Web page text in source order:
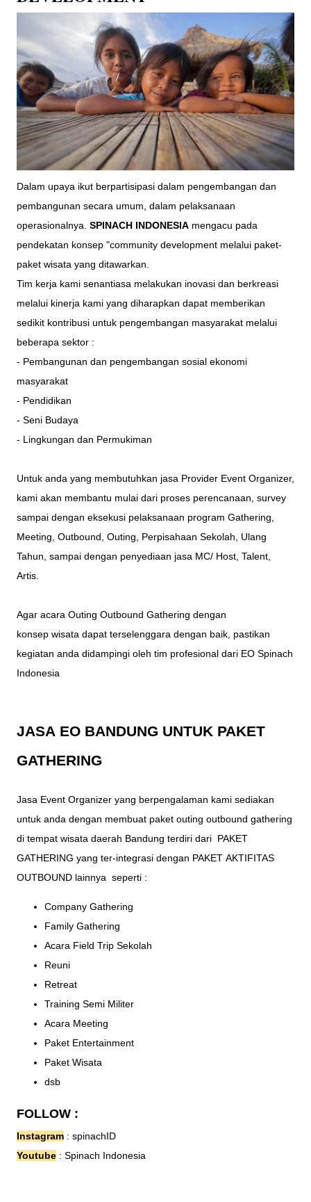
Dalam upaya ikut berpartisipasi dalam pengembangan dan
pembangunan secara umum, dalam pelaksanaan
operasionalnya. SPINACH INDONESIA mengacu pada
pendekatan konsep "community development melalui paket-
paket wisata yang ditawarkan.
Tim kerja kami senantiasa melakukan inovasi dan berkreasi
melalui kinerja kami yang diharapkan dapat memberikan
sedikit kontribusi untuk pengembangan masyarakat melalui
beberapa sektor :
- Pembangunan dan pengembangan sosial ekonomi
masyarakat
- Pendidikan
- Seni Budaya
- Lingkungan dan Permukiman
Untuk anda yang membutuhkan jasa Provider Event Organizer,
kami akan membantu mulai dari proses perencanaan, survey
sampai dengan eksekusi pelaksanaan program Gathering,
Meeting, Outbound, Outing, Perpisahaan Sekolah, Ulang
Tahun, sampai dengan penyediaan jasa MC/ Host, Talent,
Artis.
Agar acara Outing Outbound Gathering dengan
konsep wisata dapat terselenggara dengan baik, pastikan
kegiatan anda didampingi oleh tim profesional dari EO Spinach
Indonesia
JASA EO BANDUNG UNTUK PAKET
GATHERING
Jasa Event Organizer yang berpengalaman kami sediakan
untuk anda dengan membuat paket outing outbound gathering
di tempat wisata daerah Bandung terdiri dari PAKET
GATHERING yang ter-integrasi dengan PAKET AKTIFITAS
OUTBOUND lainnya seperti :
Company Gathering
Family Gathering
Acara Field Trip Sekolah
Reuni
Retreat
Training Semi Militer
Acara Meeting
Paket Entertainment
Paket Wisata
dsb
FOLLOW :
Instagram : spinachID
Youtube : Spinach Indonesia